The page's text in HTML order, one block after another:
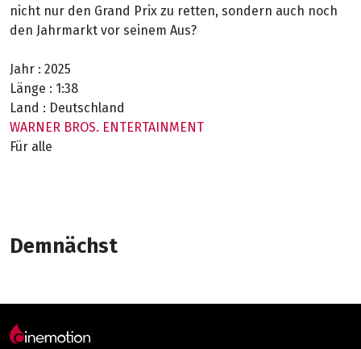
nicht nur den Grand Prix zu retten, sondern auch noch
den Jahrmarkt vor seinem Aus?
Jahr : 2025
Länge : 1:38
Land : Deutschland
WARNER BROS. ENTERTAINMENT
Für alle
Demnächst